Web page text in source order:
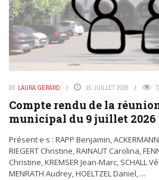
BY LAURA GERARD 15 JUILLET 2026
Compte rendu de la
municipal du 9 juillet 2026
Présent·e·s : RAPP Benjamin,
RIEGERT Christine, RAINAUT Carolina,
Christine, KREMSER Jean-Marc, SCHALL
MENRATH Audrey, HOELTZEL Daniel, ...